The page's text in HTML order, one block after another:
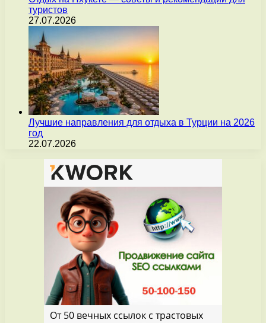
туристов
27.07.2026
Лучшие направления для отдыха в Турции на 2026
год
22.07.2026